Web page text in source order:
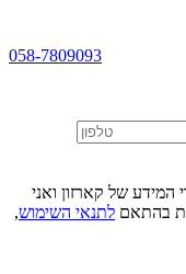
058-7809093
המידע של קארזון ואני
בהתאם לתנאי השימוש,